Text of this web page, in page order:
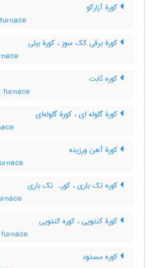
کورۀ آزارکو
کورۀ برقی کک سوز ، کورۀ بیلی
کوره ثابت
furnace
کورۀ گلوله ای ، کورۀ گلوله‌ای
کورۀ آهن ورزیده
کوره تک باری ، کورہ تک باری
کورۀ کندویی ، کوره کندویی
کوره مسدود